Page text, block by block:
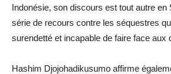
Indonésie, son discours est tout autre en
série de recours contre les séquestres
surendetté et incapable de faire face aux
Hashim Djojohadikusumo affirme